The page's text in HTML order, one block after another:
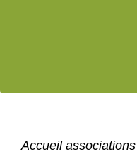
Accueil associations